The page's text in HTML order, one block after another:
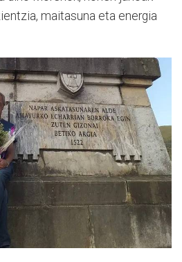
maitasuna eta energia